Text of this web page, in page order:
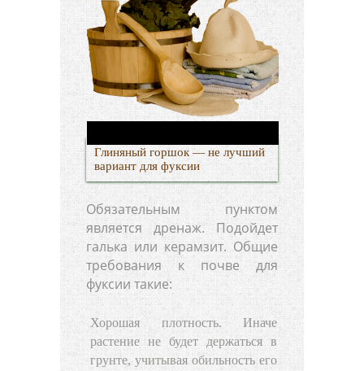
Глиняный горшок — не лучший
вариант для фуксии
Обязательным пунктом
является дренаж. Подойдет
галька или керамзит. Общие
требования к почве для
фуксии такие:
Хорошая плотность. Иначе
растение не будет держаться в
грунте, учитывая обильность его